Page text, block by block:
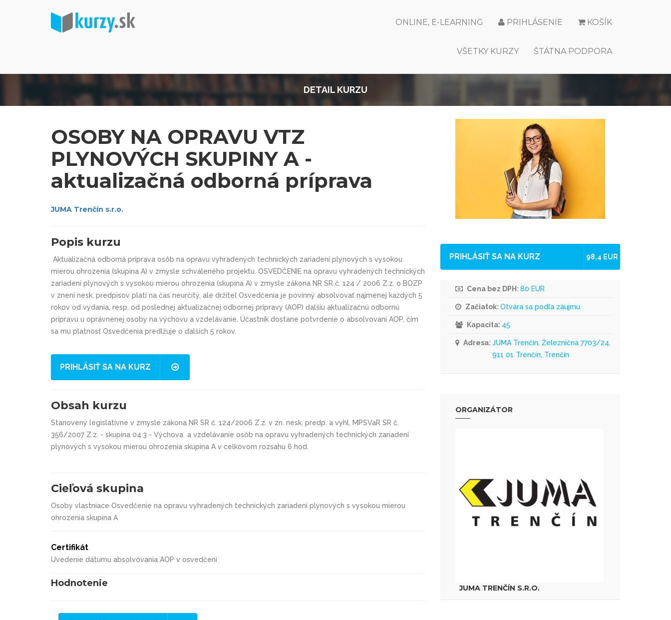
KOŠÍK
PRIHLÁSENIE
ONLINE, E-LEARNING
ŠTÁTNA PODPORA
VŠETKY KURZY
DETAIL KURZU
OSOBY NA OPRAVU VTZ
PLYNOVÝCH SKUPINY A -
aktualizačná odborná príprava
JUMA Trenčín s.r.o.
Popis kurzu
Aktualizačná odborná príprava osôb na opravu vyhradených technických zariadení plynových s vysokou
mierou ohrozenia (skupina A) v zmysle schváleného projektu. OSVEDČENIE na opravu vyhradených technických
zariadení plynových s vysokou mierou ohrozenia (skupina A) v zmysle zákona NR SR č. 124 / 2006 Z.z. o BOZP
v znení nesk. predpisov platí na čas neurčitý, ale držiteľ Osvedčenia je povinný absolvovať najmenej každých 5
rokov od vydania, resp. od poslednej aktualizačnej odbornej prípravy (AOP) ďalšiu aktualizačnú odbornú
prípravu u oprávnenej osoby na výchovu a vzdelávanie. Účastník dostane potvrdenie o absolvovaní AOP, čím
sa mu platnosť Osvedčenia predlžuje o ďalších 5 rokov.
PRIHLÁSIŤ SA NA KURZ
Obsah kurzu
Stanovený legislatívne v zmysle zákona NR SR č. 124/2006 Z.z. v zn. nesk. predp. a vyhl. MPSVaR SR č.
356/2007 Z.z. - skupina 04.3 - Výchova a vzdelávanie osôb na opravu vyhradených technických zariadení
plynových s vysokou mierou ohrozenia skupina A v celkovom rozsahu 6 hod.
Cieľová skupina
Osoby vlastniace Osvedčenie na opravu vyhradených technických zariadení plynových s vysokou mierou
ohrozenia skupina A
Certifikát
Uvedenie dátumu absolvovania AOP v osvedčení
Hodnotenie
PRIHLÁSIŤ SA NA KURZ 98,4 EUR
Cena bez DPH: 80 EUR
Začiatok: Otvára sa podľa záujmu
Kapacita: 45
Adresa: JUMA Trenčín, Železničná 7703/24,
911 01 Trenčín, Trenčín
ORGANIZÁTOR
JUMA TRENČÍN S.R.O.